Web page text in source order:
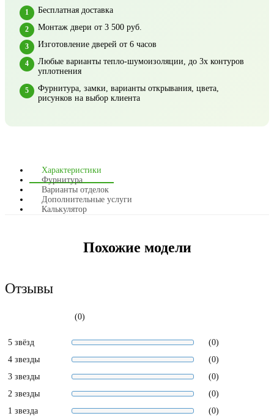
Бесплатная доставка
Монтаж двери от 3 500 руб.
Изготовление дверей от 6 часов
Любые варианты тепло-шумоизоляции, до 3х контуров
уплотнения
Фурнитура, замки, варианты открывания, цвета,
рисунков на выбор клиента
Характеристики
Фурнитура
Варианты отделок
Дополнительные услуги
Калькулятор
Похожие модели
Отзывы
(0)
5 звёзд
(0)
4 звезды
(0)
3 звезды
(0)
2 звезды
(0)
1 звезда
(0)